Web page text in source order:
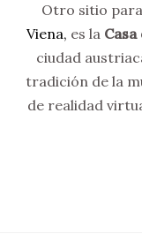
Otro sitio
Viena, es la
ciudad
tradición de la
de realidad